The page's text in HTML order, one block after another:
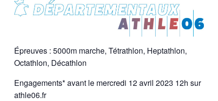
Épreuves : 5000m marche, Tétrathlon, Heptathlon,
Octathlon, Décathlon
Engagements* avant le mercredi 12 avril 2023 12h sur
athle06.fr